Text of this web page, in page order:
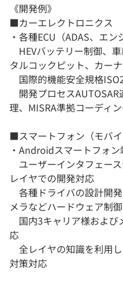
《開発例》
■カーエレクトロニクス
・各種ECU（ADAS、エン
HEVバッテリー制御、
タルコックピット、カー
国際的機能安全規格
開発プロセス
理、MISRA準拠コーディ
■スマートフォン（モバイ
・Androidスマートフォ
ユーザーインタフェー
レイヤでの開発対応
各種ドライバの設計開
メラなどハードウェア制御
国内3キャリア様および
応
全レイヤの知識を利用
対策対応